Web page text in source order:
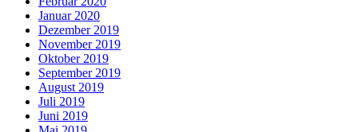
Januar 2020
Dezember 2019
November 2019
Oktober 2019
September 2019
August 2019
Juli 2019
Juni 2019